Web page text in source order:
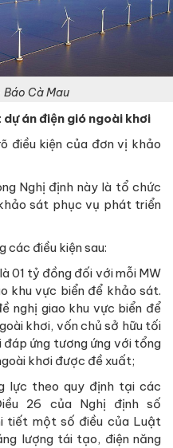
Cà Mau
án điện gió ngoài khơi
điều kiện của đơn vị khảo
Nghị định này là tổ chức
sát phục vụ phát triển
các điều kiện sau:
01 tỷ đồng đối với mỗi MW
khu vực biển để khảo sát.
nghị giao khu vực biển để
khơi, vốn chủ sở hữu tối
ứng tương ứng với tổng
khơi được đề xuất;
lực theo quy định tại các
26 của Nghị định số
tiết một số điều của Luật
lượng tái tạo, điện năng